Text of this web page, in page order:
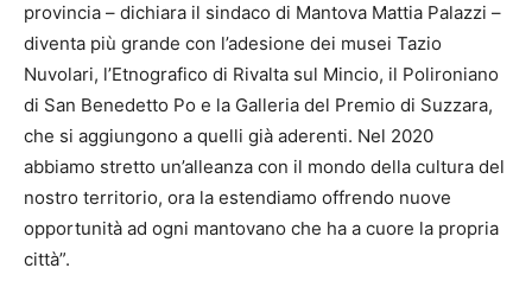
provincia – dichiara il sindaco di Mantova Mattia Palazzi –
diventa più grande con l’adesione dei musei Tazio
Nuvolari, l’Etnografico di Rivalta sul Mincio, il Polironiano
di San Benedetto Po e la Galleria del Premio di Suzzara,
che si aggiungono a quelli già aderenti. Nel 2020
abbiamo stretto un’alleanza con il mondo della cultura del
nostro territorio, ora la estendiamo offrendo nuove
opportunità ad ogni mantovano che ha a cuore la propria
città”.